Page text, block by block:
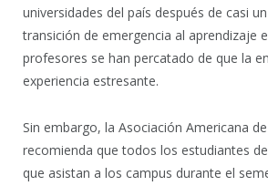
universidades del país después de casi
transición de emergencia al aprendizaje
profesores se han percatado de que la
experiencia estresante.
Sin embargo, la Asociación Americana
recomienda que todos los estudiantes
que asistan a los campus durante el